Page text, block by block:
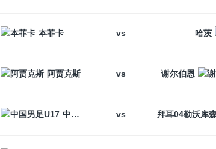
本菲卡 vs 哈茨
阿贾克斯 vs 谢尔伯恩
中国男足U17 vs